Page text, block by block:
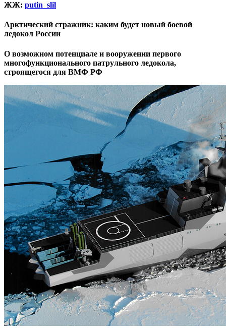
ЖЖ: putin_slil
Арктический стражник: каким будет новый боевой
ледокол России
О возможном потенциале и вооружении первого
многофункционального патрульного ледокола,
строящегося для ВМФ РФ